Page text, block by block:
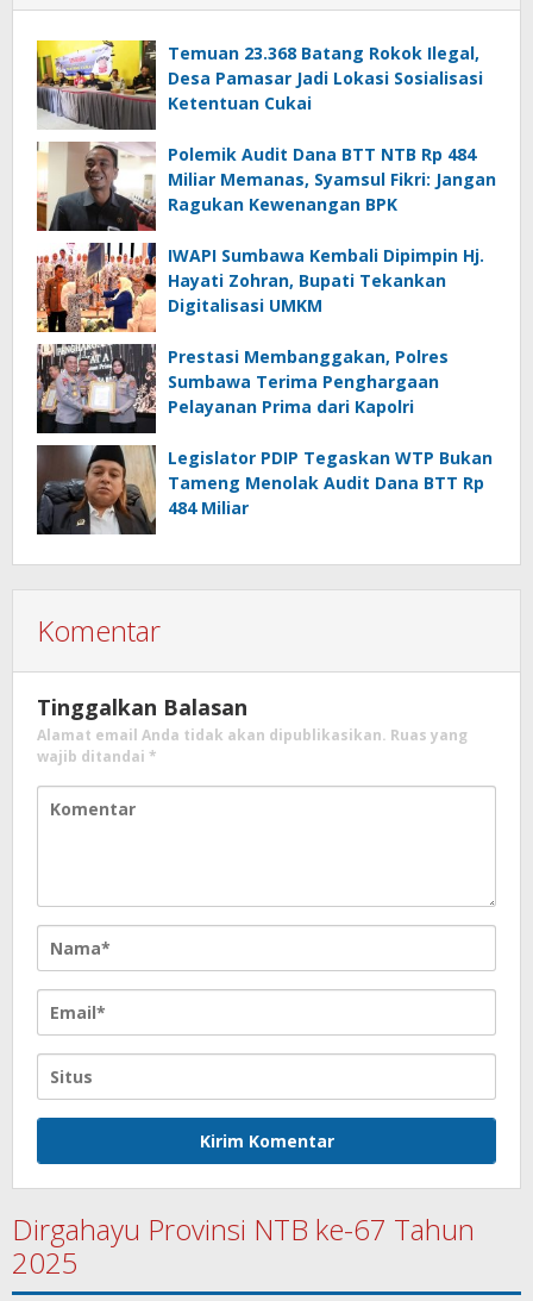
Temuan 23.368 Batang Rokok Ilegal,
Desa Pamasar Jadi Lokasi Sosialisasi
Ketentuan Cukai
Polemik Audit Dana BTT NTB Rp 484
Miliar Memanas, Syamsul Fikri: Jangan
Ragukan Kewenangan BPK
IWAPI Sumbawa Kembali Dipimpin Hj.
Hayati Zohran, Bupati Tekankan
Digitalisasi UMKM
Prestasi Membanggakan, Polres
Sumbawa Terima Penghargaan
Pelayanan Prima dari Kapolri
Legislator PDIP Tegaskan WTP Bukan
Tameng Menolak Audit Dana BTT Rp
484 Miliar
Komentar
Tinggalkan Balasan
Alamat email Anda tidak akan dipublikasikan. Ruas yang
wajib ditandai *
Dirgahayu Provinsi NTB ke-67 Tahun
2025